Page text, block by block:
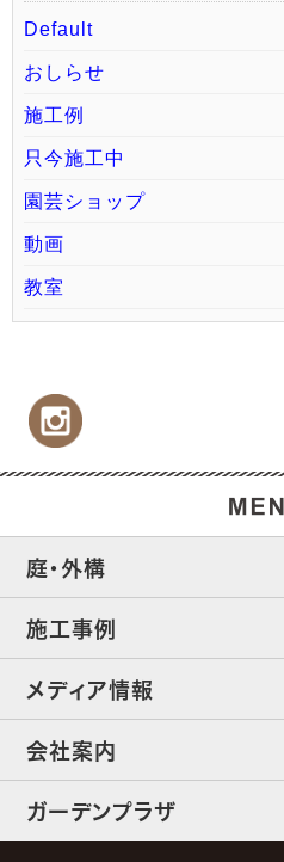
Default
おしらせ
施工例
只今施工中
園芸ショップ
動画
教室
庭・外構
施工事例
メディア情報
会社案内
ガーデンプラザ